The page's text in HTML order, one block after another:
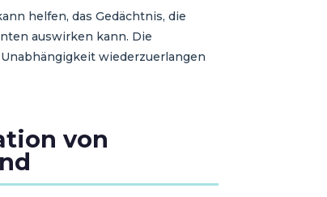
helfen, das Gedächtnis, die
auswirken kann. Die
wiederzuerlangen
von